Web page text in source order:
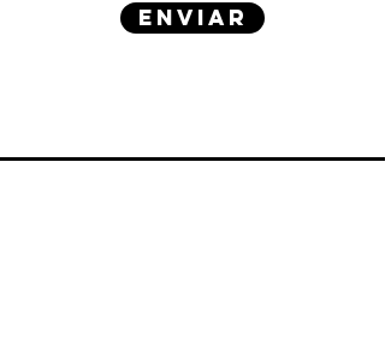
ENVIAR